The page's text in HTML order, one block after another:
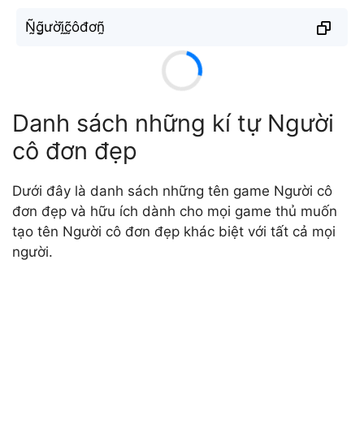
Ñ̰g̰̃ườḭ̃c̰̃ôđơñ̰
Danh sách những kí tự Người
cô đơn đẹp
Dưới đây là danh sách những tên game Người cô
đơn đẹp và hữu ích dành cho mọi game thủ muốn
tạo tên Người cô đơn đẹp khác biệt với tất cả mọi
người.